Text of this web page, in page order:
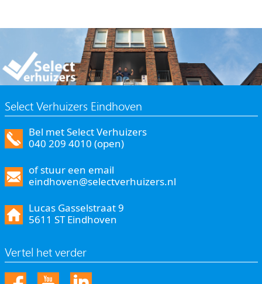
Select Verhuizers Eindhoven
Bel met Select Verhuizers
040 209 4010 (open)
of stuur een email
eindhoven@selectverhuizers.nl
Lucas Gasselstraat 9
5611 ST Eindhoven
Vertel het verder